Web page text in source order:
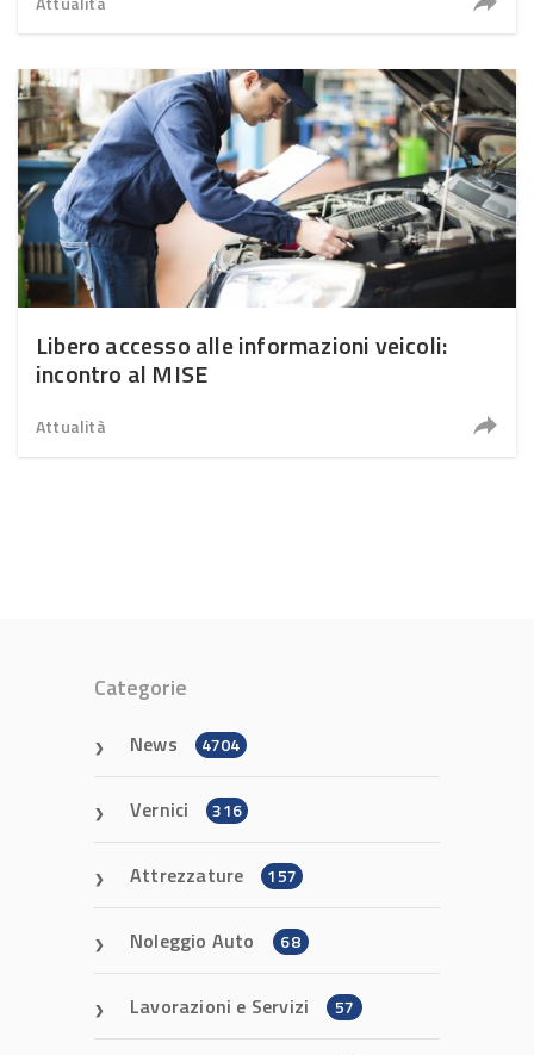
Libero accesso alle informazioni veicoli:
incontro al MISE
Attualità
Categorie
News 4704
Vernici 316
Attrezzature 157
Noleggio Auto 68
Lavorazioni e Servizi 57